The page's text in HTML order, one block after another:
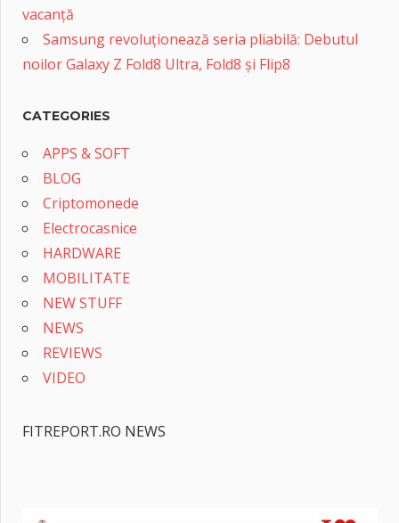
vacanță
Samsung revoluționează seria pliabilă: Debutul
noilor Galaxy Z Fold8 Ultra, Fold8 și Flip8
CATEGORIES
APPS & SOFT
BLOG
Criptomonede
Electrocasnice
HARDWARE
MOBILITATE
NEW STUFF
NEWS
REVIEWS
VIDEO
FITREPORT.RO NEWS